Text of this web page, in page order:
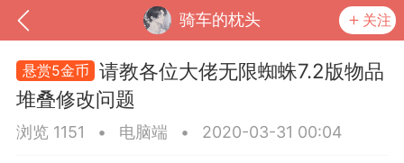
骑车的枕头 关注
悬赏5金币
请教各位大佬无限蜘蛛7.2版物品
堆叠修改问题
浏览 1151 • 电脑端 • 2020-03-31 00:04